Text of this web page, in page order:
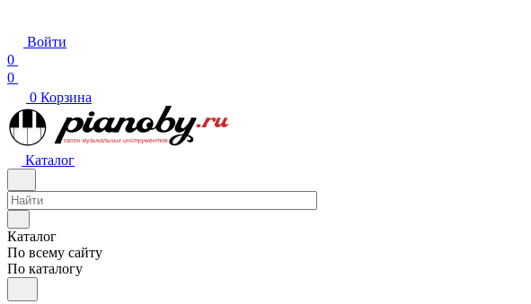
Войти
0
0
0 Корзина
Каталог
Каталог
По всему сайту
По каталогу